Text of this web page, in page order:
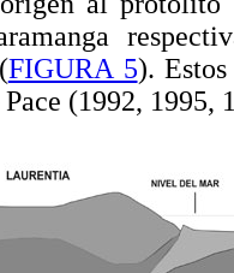
FIGURA 5).
(1992, 1995,